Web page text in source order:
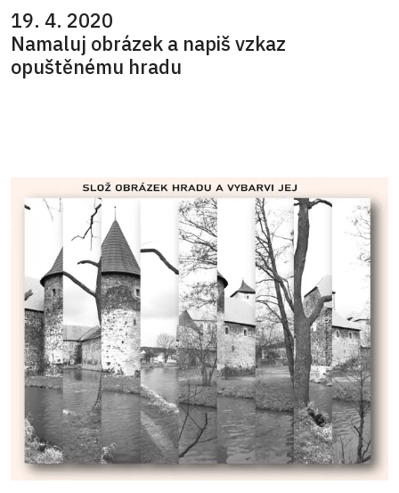
19. 4. 2020
Namaluj obrázek a napiš vzkaz
opuštěnému hradu